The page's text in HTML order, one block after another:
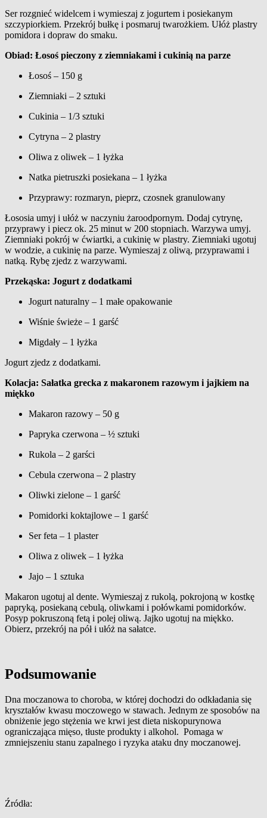
Ser rozgnieć widelcem i wymieszaj z jogurtem i posiekanym
szczypiorkiem. Przekrój bułkę i posmaruj twarożkiem. Ułóż plastry
pomidora i dopraw do smaku.
Obiad: Łosoś pieczony z ziemniakami i cukinią na parze
Łosoś – 150 g
Ziemniaki – 2 sztuki
Cukinia – 1/3 sztuki
Cytryna – 2 plastry
Oliwa z oliwek – 1 łyżka
Natka pietruszki posiekana – 1 łyżka
Przyprawy: rozmaryn, pieprz, czosnek granulowany
Łososia umyj i ułóż w naczyniu żaroodpornym. Dodaj cytrynę,
przyprawy i piecz ok. 25 minut w 200 stopniach. Warzywa umyj.
Ziemniaki pokrój w ćwiartki, a cukinię w plastry. Ziemniaki ugotuj
w wodzie, a cukinię na parze. Wymieszaj z oliwą, przyprawami i
natką. Rybę zjedz z warzywami.
Przekąska: Jogurt z dodatkami
Jogurt naturalny – 1 małe opakowanie
Wiśnie świeże – 1 garść
Migdały – 1 łyżka
Jogurt zjedz z dodatkami.
Kolacja: Sałatka grecka z makaronem razowym i jajkiem na
miękko
Makaron razowy – 50 g
Papryka czerwona – ½ sztuki
Rukola – 2 garści
Cebula czerwona – 2 plastry
Oliwki zielone – 1 garść
Pomidorki koktajlowe – 1 garść
Ser feta – 1 plaster
Oliwa z oliwek – 1 łyżka
Jajo – 1 sztuka
Makaron ugotuj al dente. Wymieszaj z rukolą, pokrojoną w kostkę
papryką, posiekaną cebulą, oliwkami i połówkami pomidorków.
Posyp pokruszoną fetą i polej oliwą. Jajko ugotuj na miękko.
Obierz, przekrój na pół i ułóż na sałatce.
Podsumowanie
Dna moczanowa to choroba, w której dochodzi do odkładania się
kryształów kwasu moczowego w stawach. Jednym ze sposobów na
obniżenie jego stężenia we krwi jest dieta niskopurynowa
ograniczająca mięso, tłuste produkty i alkohol. Pomaga w
zmniejszeniu stanu zapalnego i ryzyka ataku dny moczanowej.
Źródła: